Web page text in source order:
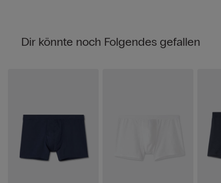
Dir könnte noch Folgendes gefallen